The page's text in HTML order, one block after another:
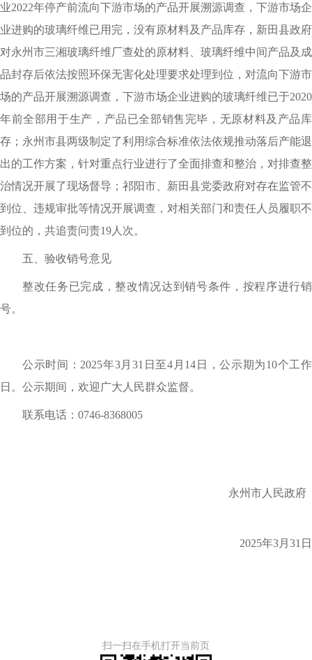
业2022年停产前流向下游市场的产品开展溯源调查，下游市场企
业进购的玻璃纤维已用完，没有原材料及产品库存，新田县政府
对永州市三湘玻璃纤维厂查处的原材料、玻璃纤维中间产品及成
品封存后依法按照环保无害化处理要求处理到位，对流向下游市
场的产品开展溯源调查，下游市场企业进购的玻璃纤维已于2020
年前全部用于生产，产品已全部销售完毕，无原材料及产品库
存；永州市县两级制定了利用综合标准依法依规推动落后产能退
出的工作方案，针对重点行业进行了全面排查和整治，对排查整
治情况开展了现场督导；祁阳市、新田县党委政府对存在监管不
到位、违规审批等情况开展调查，对相关部门和责任人员履职不
到位的，共追责问责19人次。
五、验收销号意见
整改任务已完成，整改情况达到销号条件，按程序进行销
号。
公示时间： 2025年3月31日至4月14日，公示期为10个工作
日。公示期间，欢迎广大人民群众监督。
联系电话： 0746-8368005
永州市人民政府
2025年3月31日
扫一扫在手机打开当前页